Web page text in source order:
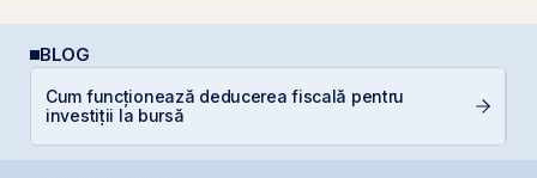
BLOG
Cum funcționează deducerea fiscală pentru
investiții la bursă